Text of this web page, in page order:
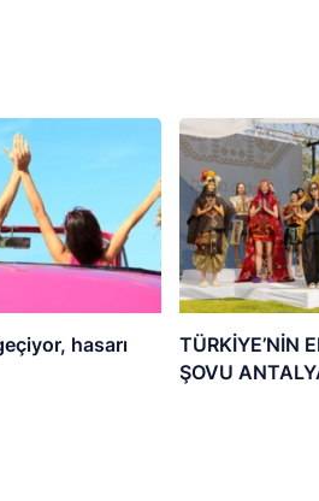
hasarı
TÜRKİYE’NİN
ŞOVU